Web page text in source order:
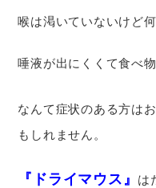
喉は渇いていないけど
唾液が出にくくて食べ
なんて症状のある方は
もしれません。
『ドライマウス』
は